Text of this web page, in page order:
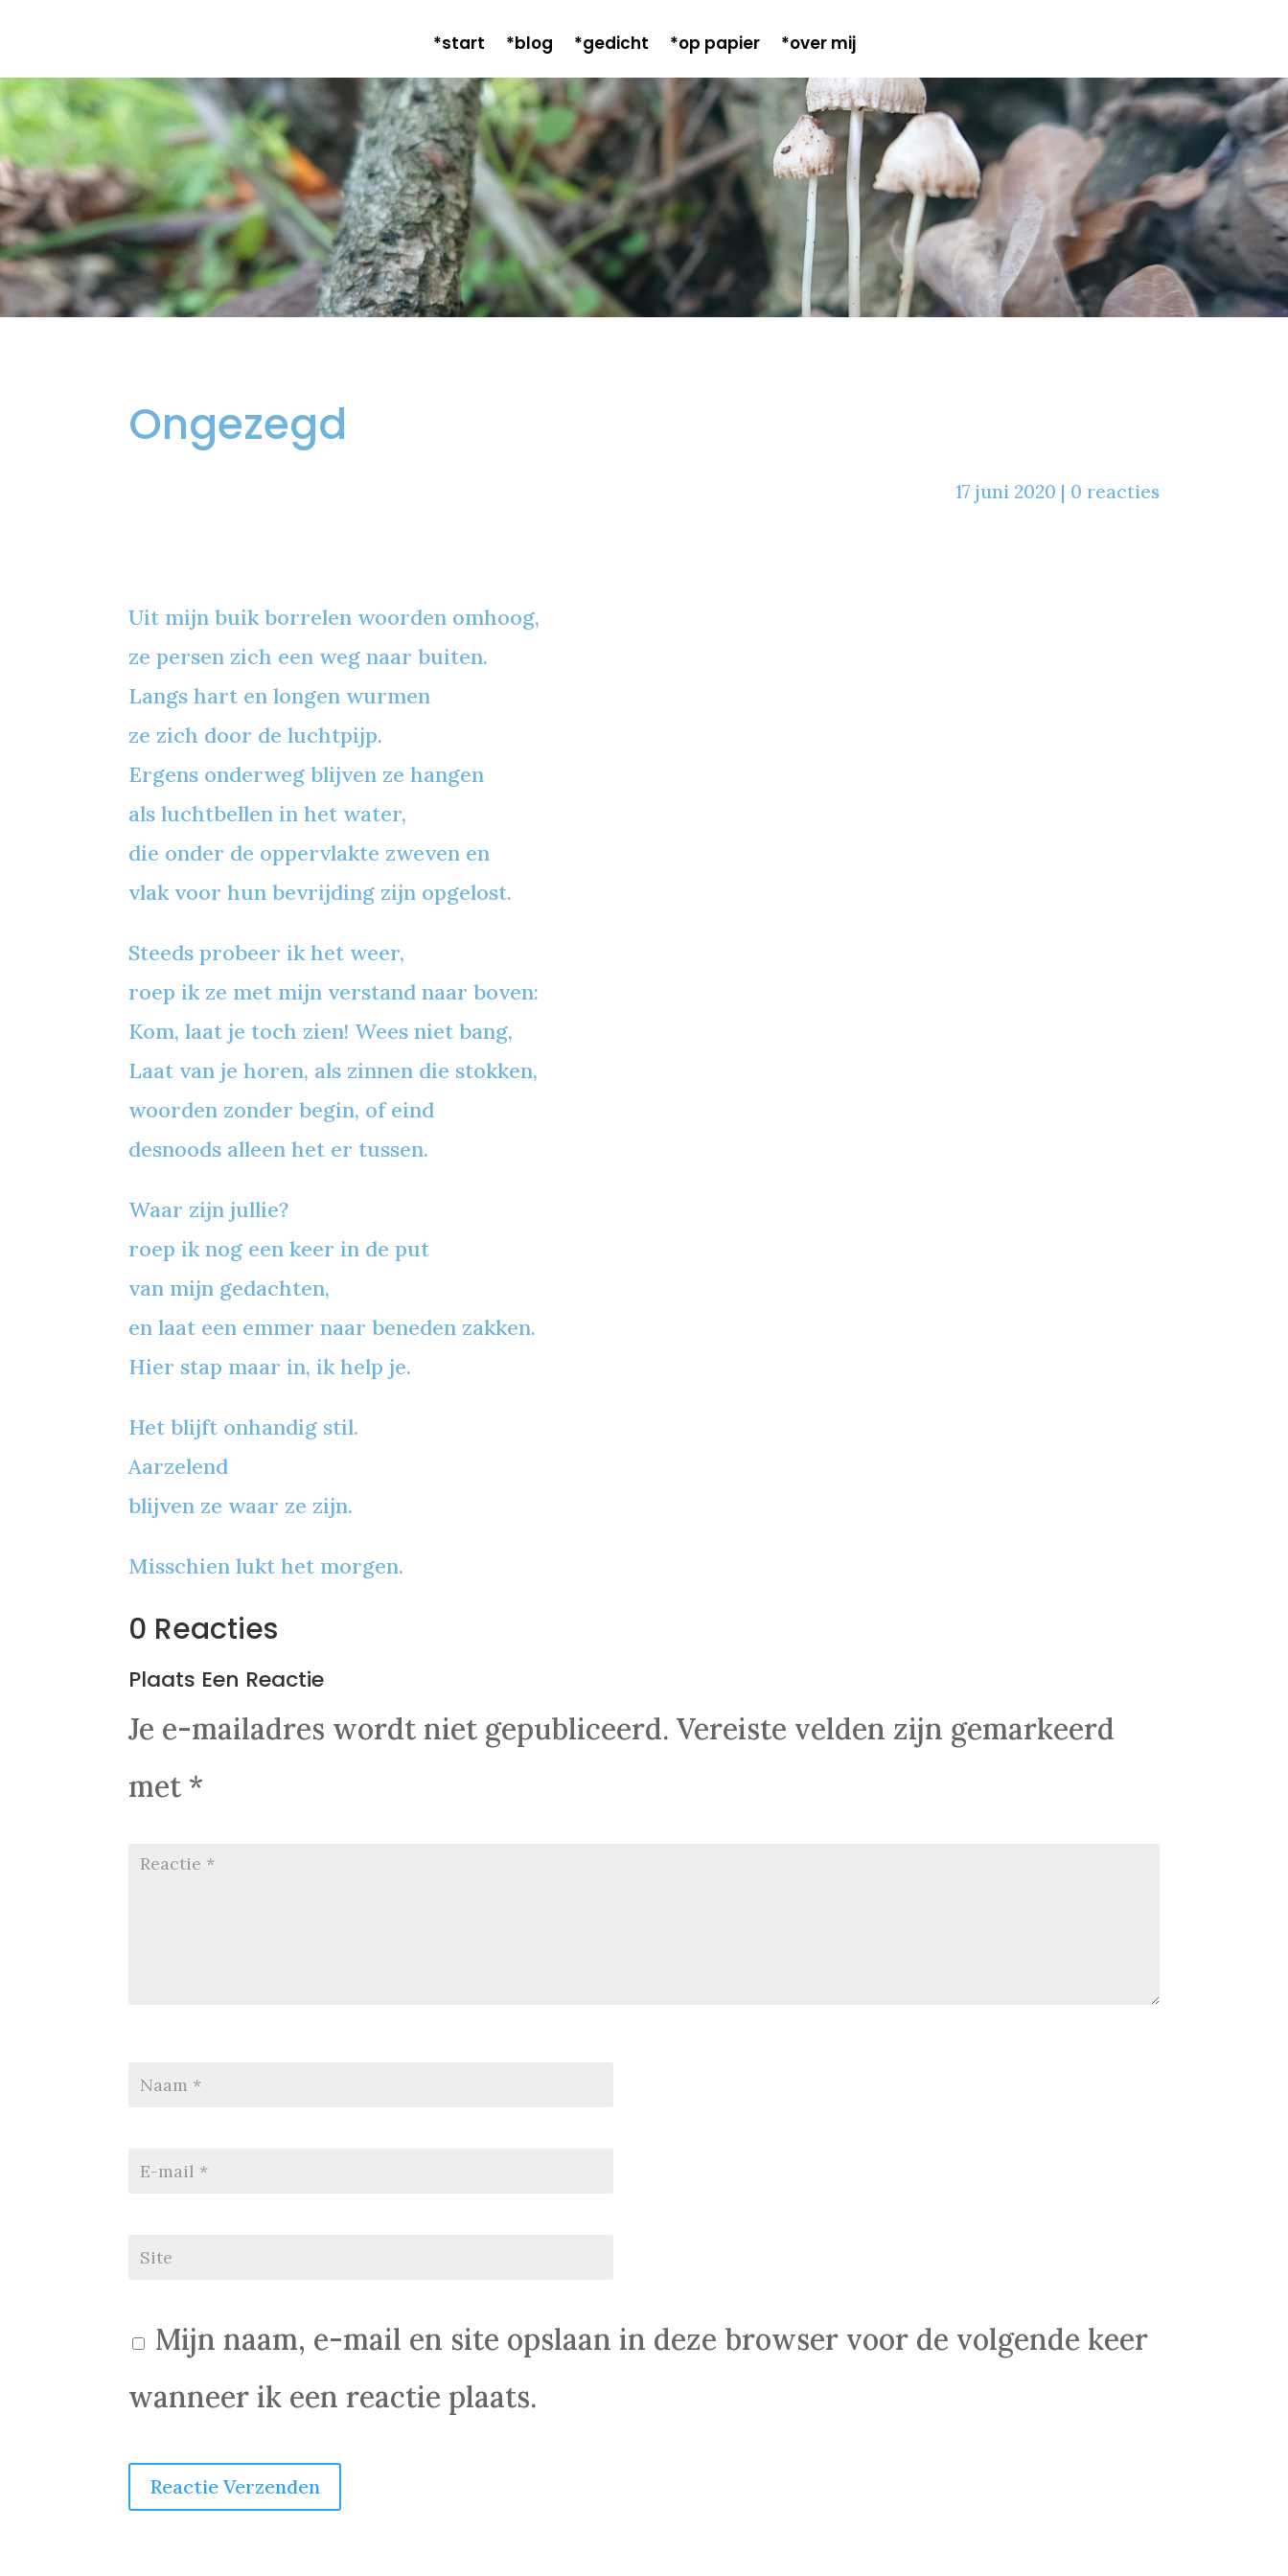
*start *blog *gedicht *op papier *over mij
Ongezegd
17 juni 2020 | 0 reacties
Uit mijn buik borrelen woorden omhoog,
ze persen zich een weg naar buiten.
Langs hart en longen wurmen
ze zich door de luchtpijp.
Ergens onderweg blijven ze hangen
als luchtbellen in het water,
die onder de oppervlakte zweven en
vlak voor hun bevrijding zijn opgelost.
Steeds probeer ik het weer,
roep ik ze met mijn verstand naar boven:
Kom, laat je toch zien! Wees niet bang,
Laat van je horen, als zinnen die stokken,
woorden zonder begin, of eind
desnoods alleen het er tussen.
Waar zijn jullie?
roep ik nog een keer in de put
van mijn gedachten,
en laat een emmer naar beneden zakken.
Hier stap maar in, ik help je.
Het blijft onhandig stil.
Aarzelend
blijven ze waar ze zijn.
Misschien lukt het morgen.
0 Reacties
Plaats Een Reactie
Je e-mailadres wordt niet gepubliceerd. Vereiste velden zijn gemarkeerd
met *
Mijn naam, e-mail en site opslaan in deze browser voor de volgende keer
wanneer ik een reactie plaats.
Reactie Verzenden